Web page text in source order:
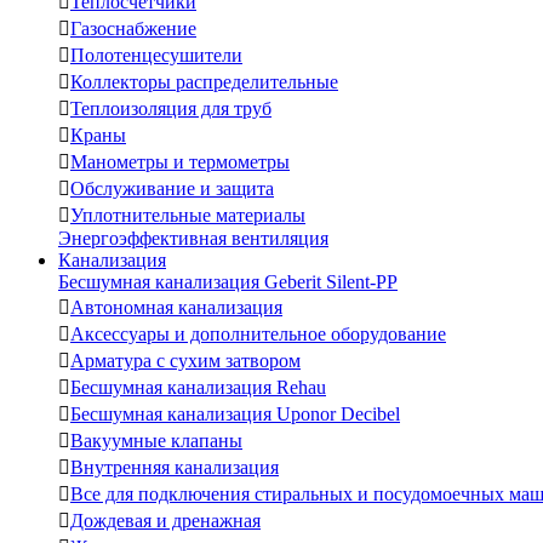
Газоснабжение
Полотенцесушители
Коллекторы распределительные
Теплоизоляция для труб
Краны
Манометры и термометры
Обслуживание и защита
Уплотнительные материалы
Энергоэффективная вентиляция
Канализация
Бесшумная канализация Geberit Silent-PP
Автономная канализация
Аксессуары и дополнительное оборудование
Арматура с сухим затвором
Бесшумная канализация Rehau
Бесшумная канализация Uponor Decibel
Вакуумные клапаны
Внутренняя канализация
Все для подключения стиральных и посудомоечных
Дождевая и дренажная